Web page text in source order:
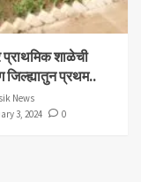
प्राथमिक शाळेची
जिल्ह्यातुन प्रथम..
News
3, 2024
0